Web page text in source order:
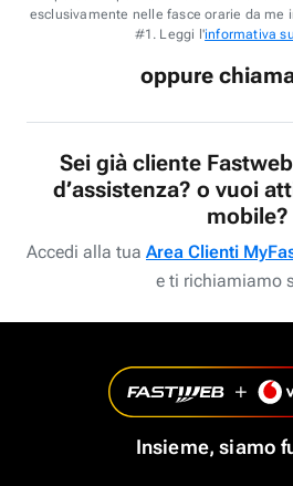
esclusivamente nelle fasce orarie da me
#1. Leggi l'informativa
oppure
Sei già cliente
d’assistenza? o vuoi
mobile?
Accedi alla tua Area Clienti
e ti richiamiamo
Insieme, siamo